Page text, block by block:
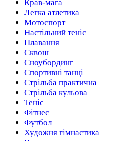
Крав-мага
Легка атлетика
Мотоспорт
Настільний теніс
Плавання
Сквош
Сноубординг
Спортивні танці
Стрільба практична
Стрільба кульова
Теніс
Фітнес
Футбол
Художня гімнастика